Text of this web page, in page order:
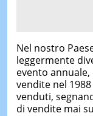
Nel nostro
leggermente
evento
vendite nel
venduti,
di vendite mai